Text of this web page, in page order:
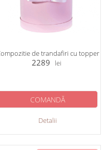
de trandafiri cu topper
2289 lei
Detalii
COMANDĂ